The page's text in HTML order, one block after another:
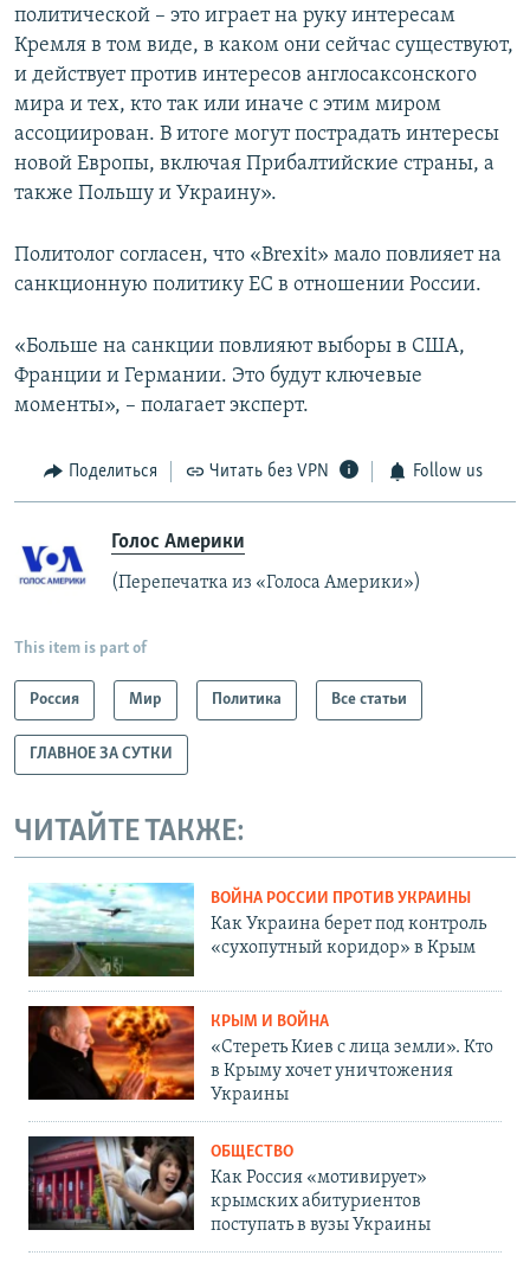
политической – это играет на руку интересам
Кремля в том виде, в каком они сейчас существуют,
и действует против интересов англосаксонского
мира и тех, кто так или иначе с этим миром
ассоциирован. В итоге могут пострадать интересы
новой Европы, включая Прибалтийские страны, а
также Польшу и Украину».
Политолог согласен, что «Brexit» мало повлияет на
санкционную политику ЕС в отношении России.
«Больше на санкции повлияют выборы в США,
Франции и Германии. Это будут ключевые
моменты», – полагает эксперт.
Поделиться Читать без VPN Follow us
Голос Америки
(Перепечатка из «Голоса Америки»)
This item is part of
Россия Мир Политика Все статьи
ГЛАВНОЕ ЗА СУТКИ
ЧИТАЙТЕ ТАКЖЕ:
ВОЙНА РОССИИ ПРОТИВ УКРАИНЫ
Как Украина берет под контроль
«сухопутный коридор» в Крым
КРЫМ И ВОЙНА
«Стереть Киев с лица земли». Кто
в Крыму хочет уничтожения
Украины
ОБЩЕСТВО
Как Россия «мотивирует»
крымских абитуриентов
поступать в вузы Украины